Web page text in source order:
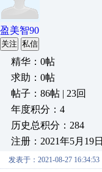
盈美智90
关注 私信
精华：0帖
求助：0帖
帖子：86帖 | 23回
年度积分：4
历史总积分：284
注册：2021年5月19日
发表于：2021-08-27 16:34:53